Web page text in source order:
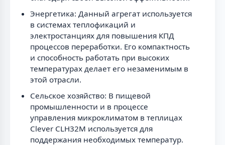
Энергетика: Данный агрегат используется
в системах теплофикаций и
электростанциях для повышения КПД
процессов переработки. Его компактность
и способность работать при высоких
температурах делает его незаменимым в
этой отрасли.
Сельское хозяйство: В пищевой
промышленности и в процессе
управления микроклиматом в теплицах
Clever CLH32M используется для
поддержания необходимых температур.